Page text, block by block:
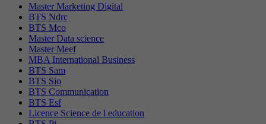
Master Marketing Digital
BTS Ndrc
BTS Mco
Master Data science
Master Meef
MBA International Business
BTS Sam
BTS Sio
BTS Communication
BTS Esf
Licence Science de l education